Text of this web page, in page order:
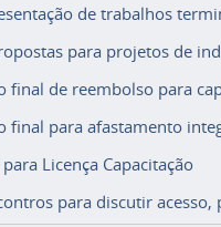
de trabalhos
para projetos de
final de reembolso para
final para afastamento
Licença Capacitação
para discutir acesso,